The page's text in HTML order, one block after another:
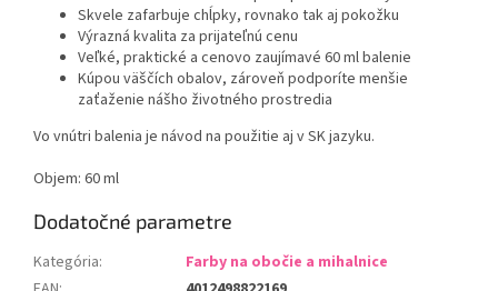
Skvele zafarbuje chĺpky, rovnako tak aj pokožku
Výrazná kvalita za prijateľnú cenu
Veľké, praktické a cenovo zaujímavé 60 ml balenie
Kúpou väščích obalov, zároveň podporíte menšie
zaťaženie nášho životného prostredia
Vo vnútri balenia je návod na použitie aj v SK jazyku.
Objem: 60 ml
Dodatočné parametre
Kategória:
Farby na obočie a mihalnice